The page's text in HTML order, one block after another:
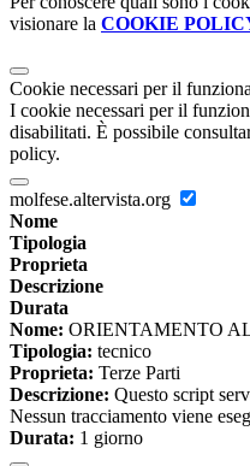
visionare la COOKIE
Cookie necessari per il
I cookie necessari per il
disabilitati. È possibile
policy.
molfese.altervista.org
Nome
Tipologia
Proprieta
Descrizione
Durata
Nome: ORIENTAMENTO
Tipologia: tecnico
Proprieta: Terze Parti
Descrizione: Questo script
Nessun tracciamento viene
Durata: 1 giorno